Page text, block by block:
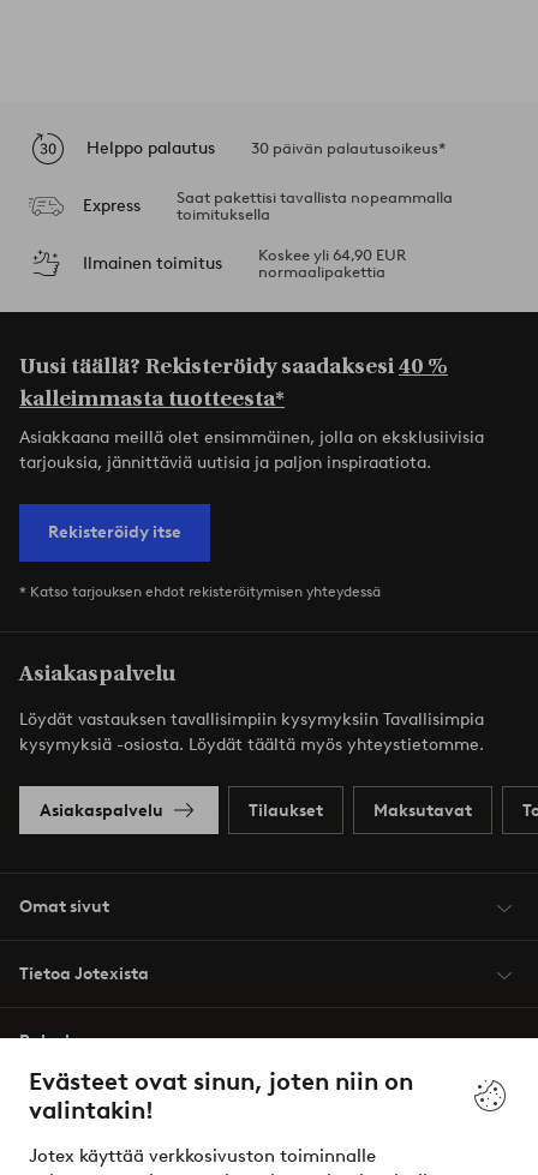
Evästeet ovat sinun, joten niin on
valintakin!
Jotex käyttää verkkosivuston toiminnalle
Helppo palautus 30 päivän palautusoikeus*
Express
Saat pakettisi tavallista nopeammalla
toimituksella
Ilmainen toimitus
Koskee yli 64,90 EUR
normaalipakettia
Uusi täällä? Rekisteröidy saadaksesi40 %
kalleimmasta tuotteesta*
Asiakkaana meillä olet ensimmäinen, jolla on eksklusiivisia
tarjouksia, jännittäviä uutisia ja paljon inspiraatiota.
Rekisteröidy itse
* Katso tarjouksen ehdot rekisteröitymisen yhteydessä
Asiakaspalvelu
Löydät vastauksen tavallisimpiin kysymyksiin Tavallisimpia
kysymyksiä -osiosta. Löydät täältä myös yhteystietomme.
Asiakaspalvelu Tilaukset Maksutavat
Omat sivut
Tietoa Jotexista
Palvelumme
Ehdot